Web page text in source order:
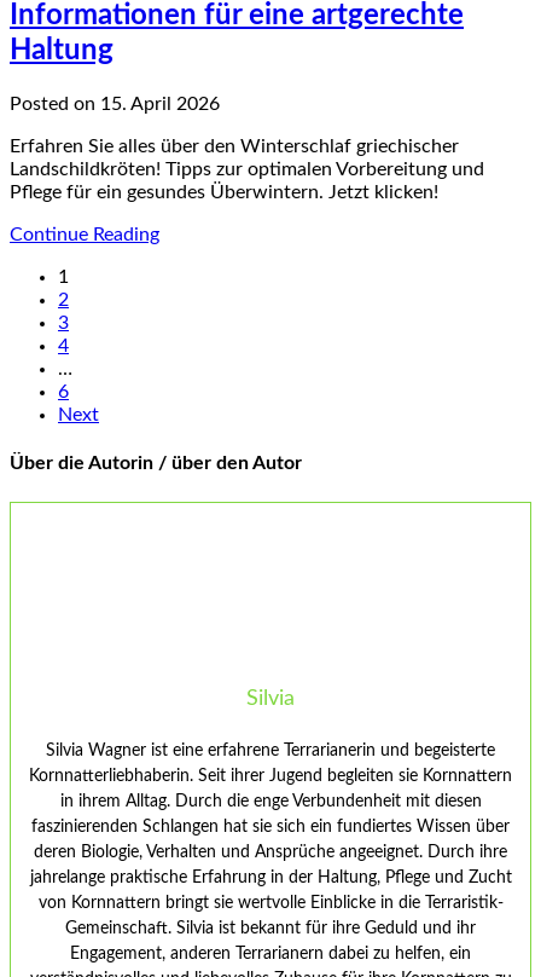
Informationen für eine artgerechte
Haltung
Posted on 15. April 2026
Erfahren Sie alles über den Winterschlaf griechischer
Landschildkröten! Tipps zur optimalen Vorbereitung und
Pflege für ein gesundes Überwintern. Jetzt klicken!
Continue Reading
1
2
3
4
…
6
Next
Über die Autorin / über den Autor
Silvia
Silvia Wagner ist eine erfahrene Terrarianerin und begeisterte
Kornnatterliebhaberin. Seit ihrer Jugend begleiten sie Kornnattern
in ihrem Alltag. Durch die enge Verbundenheit mit diesen
faszinierenden Schlangen hat sie sich ein fundiertes Wissen über
deren Biologie, Verhalten und Ansprüche angeeignet. Durch ihre
jahrelange praktische Erfahrung in der Haltung, Pflege und Zucht
von Kornnattern bringt sie wertvolle Einblicke in die Terraristik-
Gemeinschaft. Silvia ist bekannt für ihre Geduld und ihr
Engagement, anderen Terrarianern dabei zu helfen, ein